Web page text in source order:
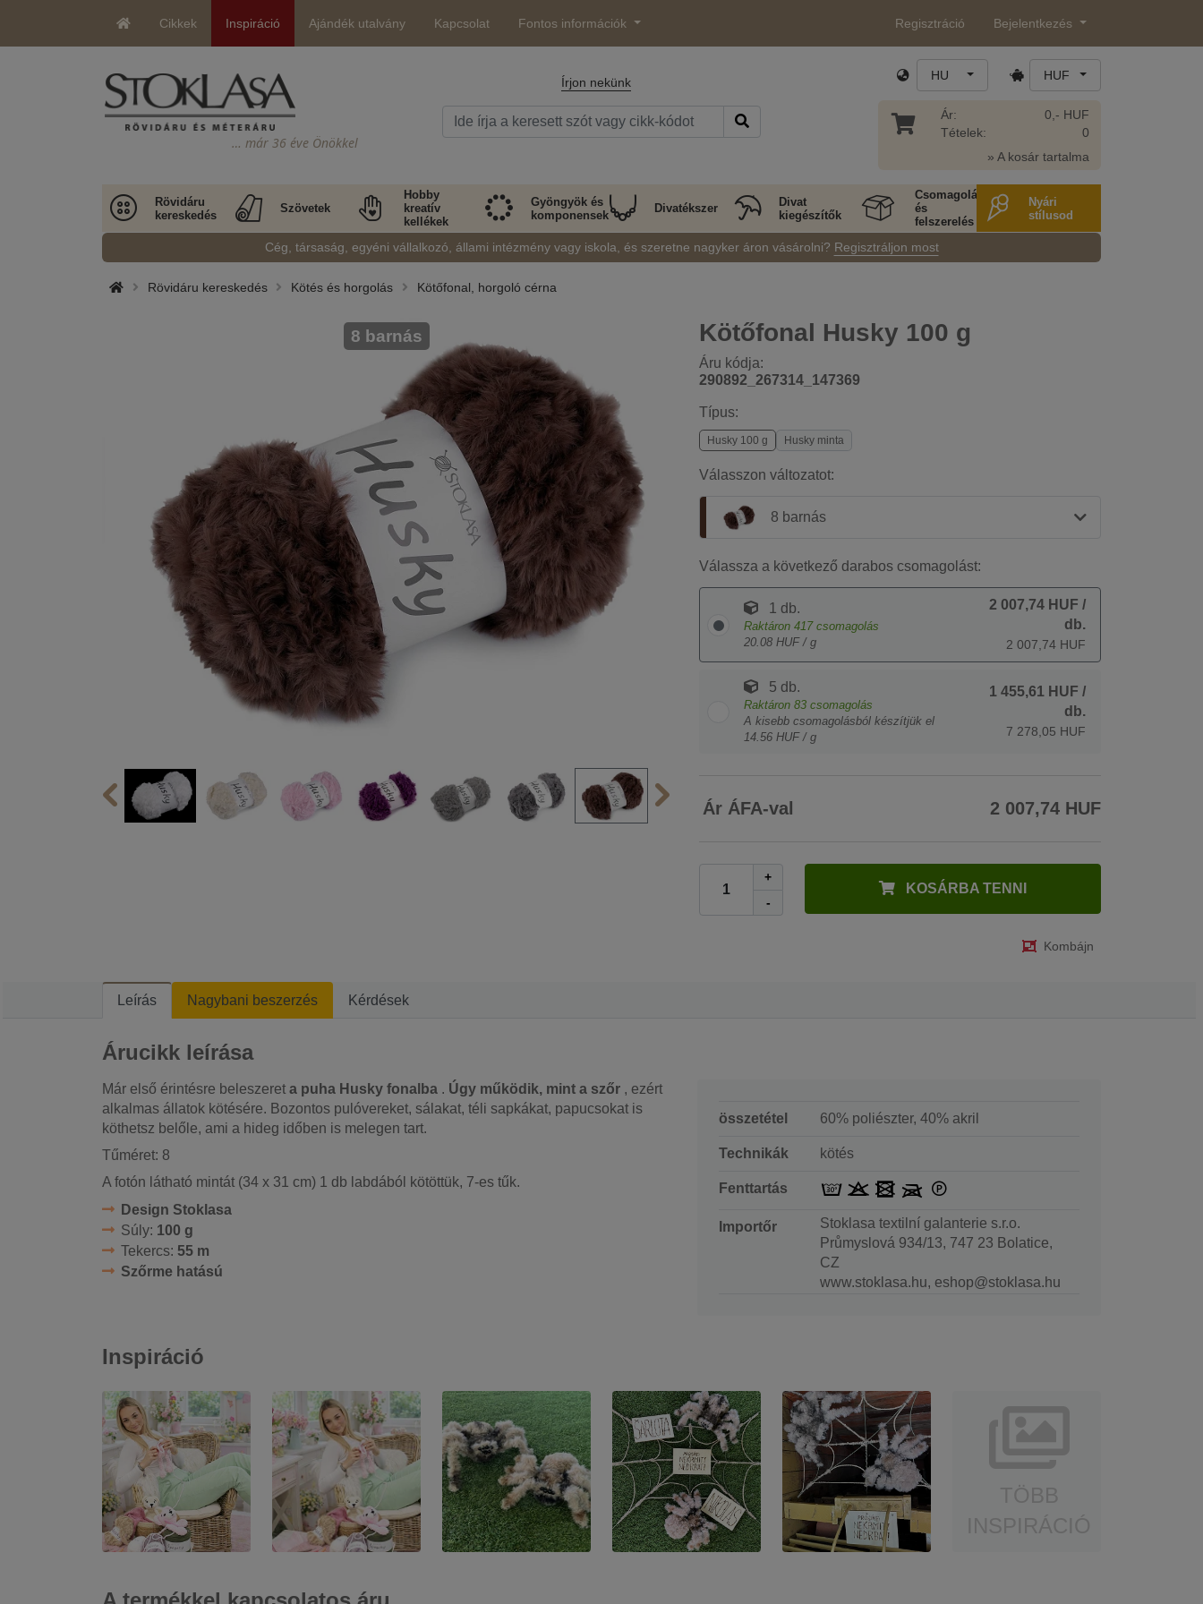
Cikkek Inspiráció Ajándék utalvány Kapcsolat Fontos információk Regisztráció Bejelentkezés
… már 36 éve Önökkel
Írjon nekünk HU HUF
Ár:
Tételek:
0,- HUF
0
» A kosár tartalma
Rövidáru
kereskedés
Szövetek
Hobby
kreatív
kellékek
Gyöngyök és
komponensek
Divatékszer
Divat
kiegészítők
Csomagolás
és
felszerelés
Nyári
stílusod
Cég, társaság, egyéni vállalkozó, állami intézmény vagy iskola, és szeretne nagyker áron vásárolni? Regisztráljon most
Rövidáru kereskedés Kötés és horgolás Kötőfonal, horgoló cérna
Kötőfonal Husky 100 g
Áru kódja:
290892_267314_147369
8 barnás
Típus:
Husky 100 g Husky minta
Válasszon változatot:
8 barnás
Válassza a következő darabos csomagolást:
1 db.
Raktáron 417 csomagolás
20.08 HUF / g
2 007,74 HUF /
db.
2 007,74 HUF
5 db.
Raktáron 83 csomagolás
A kisebb csomagolásból készítjük el
14.56 HUF / g
1 455,61 HUF /
db.
7 278,05 HUF
Ár ÁFA-val 2 007,74 HUF
+
-
KOSÁRBA TENNI
Kombájn
Leírás Nagybani beszerzés Kérdések
Árucikk leírása
Már első érintésre beleszeret a puha Husky fonalba . Úgy működik, mint a szőr , ezért
alkalmas állatok kötésére. Bozontos pulóvereket, sálakat, téli sapkákat, papucsokat is
köthetsz belőle, ami a hideg időben is melegen tart.
Tűméret: 8
A fotón látható mintát (34 x 31 cm) 1 db labdából kötöttük, 7-es tűk.
Design Stoklasa
Súly: 100 g
Tekercs: 55 m
Szőrme hatású
összetétel 60% poliészter, 40% akril
Technikák kötés
Fenttartás
Importőr
Stoklasa textilní galanterie s.r.o.
Průmyslová 934/13, 747 23 Bolatice,
CZ
www.stoklasa.hu, eshop@stoklasa.hu
Inspiráció